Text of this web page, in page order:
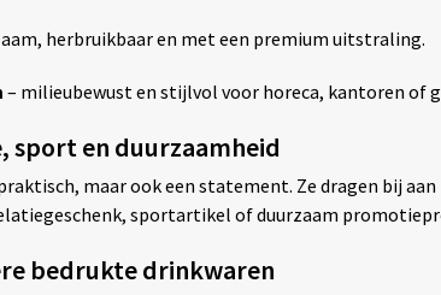
herbruikbaar en met een premium uitstraling.
– milieubewust en stijlvol voor horeca, kantoren of
sport en duurzaamheid
maar ook een statement. Ze dragen bij
sportartikel of duurzaam
bedrukte drinkwaren